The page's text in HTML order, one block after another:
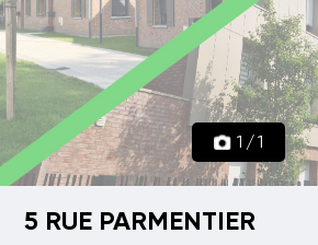
1 /1
5 RUE PARMENTIER